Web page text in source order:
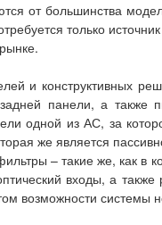
от большинства
только
и конструктивных
панели, а также
одной из АС, за
же является
– такие же, как в
входы, а
возможности системы